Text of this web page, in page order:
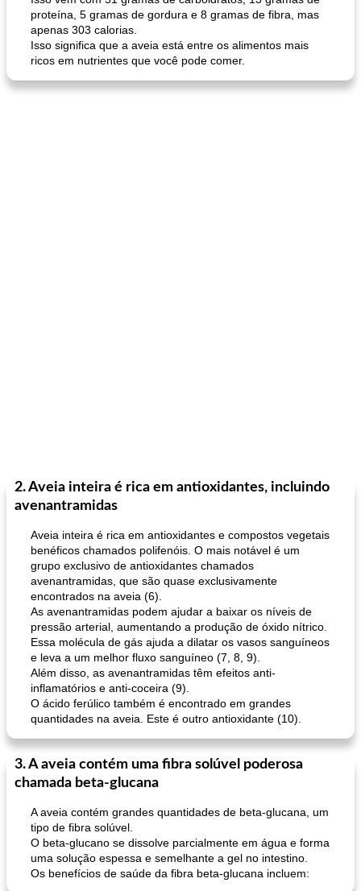
proteína, 5 gramas de gordura e 8 gramas de fibra, mas
apenas 303 calorias.
Isso significa que a aveia está entre os alimentos mais
ricos em nutrientes que você pode comer.
2. Aveia inteira é rica em antioxidantes, incluindo
avenantramidas
Aveia inteira é rica em antioxidantes e compostos vegetais
benéficos chamados polifenóis. O mais notável é um
grupo exclusivo de antioxidantes chamados
avenantramidas, que são quase exclusivamente
encontrados na aveia (6).
As avenantramidas podem ajudar a baixar os níveis de
pressão arterial, aumentando a produção de óxido nítrico.
Essa molécula de gás ajuda a dilatar os vasos sanguíneos
e leva a um melhor fluxo sanguíneo (7, 8, 9).
Além disso, as avenantramidas têm efeitos anti-
inflamatórios e anti-coceira (9).
O ácido ferúlico também é encontrado em grandes
quantidades na aveia. Este é outro antioxidante (10).
3. A aveia contém uma fibra solúvel poderosa
chamada beta-glucana
A aveia contém grandes quantidades de beta-glucana, um
tipo de fibra solúvel.
O beta-glucano se dissolve parcialmente em água e forma
uma solução espessa e semelhante a gel no intestino.
Os benefícios de saúde da fibra beta-glucana incluem: